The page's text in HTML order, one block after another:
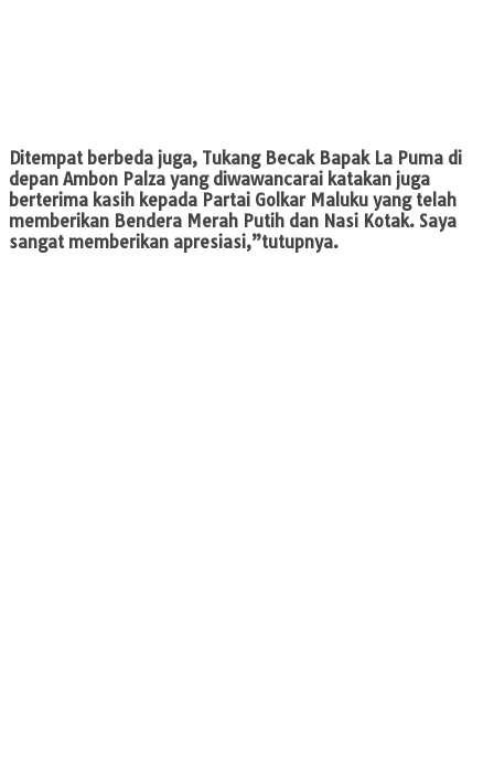
Ditempat berbeda juga, Tukang Becak Bapak La Puma di
depan Ambon Palza yang diwawancarai katakan juga
berterima kasih kepada Partai Golkar Maluku yang telah
memberikan Bendera Merah Putih dan Nasi Kotak. Saya
sangat memberikan apresiasi,”tutupnya.